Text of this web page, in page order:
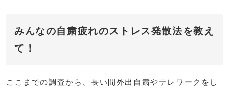
みんなの自粛疲れのストレス発散法を教え
て！
ここまでの調査から、長い間外出自粛やテレワークをし